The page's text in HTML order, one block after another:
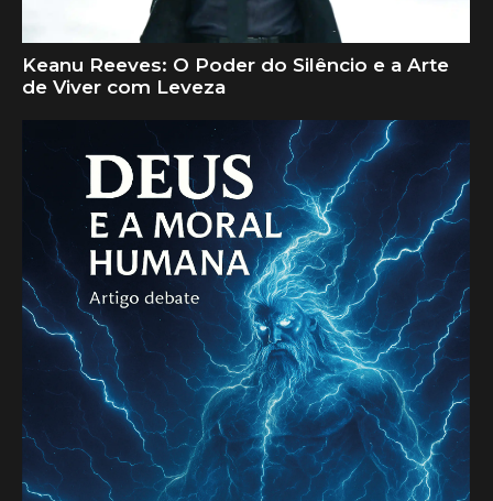
Keanu Reeves: O Poder do Silêncio e a Arte
de Viver com Leveza